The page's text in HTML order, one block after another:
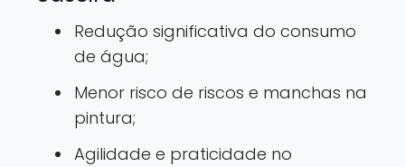
Redução significativa do consumo
de água;
Menor risco de riscos e manchas na
pintura;
Agilidade e praticidade no